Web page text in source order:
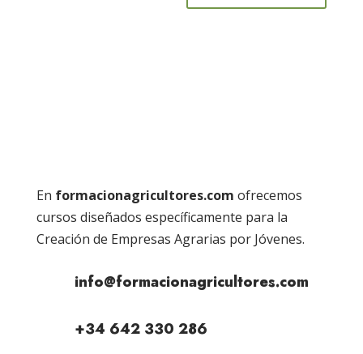
En formacionagricultores.com ofrecemos
cursos diseñados específicamente para la
Creación de Empresas Agrarias por Jóvenes.
info@formacionagricultores.com
+34 642 330 286